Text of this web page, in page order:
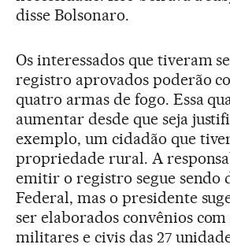
disse Bolsonaro.
Os interessados que tiveram
registro aprovados poderão
quatro armas de fogo. Essa
aumentar desde que seja
exemplo, um cidadão que
propriedade rural. A
emitir o registro segue sendo
Federal, mas o presidente
ser elaborados convênios
militares e civis das 27